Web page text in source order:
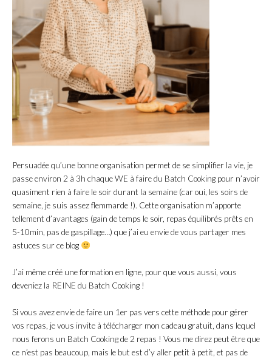
Persuadée qu’une bonne organisation permet de se simplifier la vie, je
passe environ 2 à 3h chaque WE à faire du Batch Cooking pour n’avoir
quasiment rien à faire le soir durant la semaine (car oui, les soirs de
semaine, je suis assez flemmarde !). Cette organisation m’apporte
tellement d’avantages (gain de temps le soir, repas équilibrés prêts en
5-10min, pas de gaspillage…) que j’ai eu envie de vous partager mes
astuces sur ce blog
J’ai même créé une formation en ligne, pour que vous aussi, vous
deveniez la REINE du Batch Cooking !
Si vous avez envie de faire un 1er pas vers cette méthode pour gérer
vos repas, je vous invite à télécharger mon cadeau gratuit, dans lequel
nous ferons un Batch Cooking de 2 repas ! Vous me direz peut être que
ce n’est pas beaucoup, mais le but est d’y aller petit à petit, et pas de